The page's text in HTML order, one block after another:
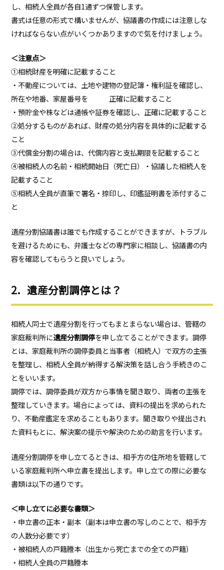
し、相続人全員が各自1通ずつ保管します。
書式は任意の形式で構いませんが、協議書の作成には注意しな
ければならない点がいくつかありますので気を付けましょう。
＜注意点＞
①相続財産を明確に記載すること
・不動産については、土地や建物の登記簿・権利証を確認し、
所在や地番、家屋番号を 正確に記載すること
・預貯金や株などは通帳や証券を確認し、正確に記載すること
②処分するものがあれば、財産の処分内容を具体的に記載する
こと
③代償金分割の場合は、代償内容と支払期限を記載すること
④被相続人の名前・相続開始日（死亡日）・協議した相続人を
記載すること
⑤相続人全員が直筆で署名・捺印し、印鑑証明書を添付するこ
と
遺産分割協議書は誰でも作成することができますが、トラブル
を避けるためにも、弁護士などの専門家に相談し、協議書の内
容を確認してもらうと良いでしょう。
2．遺産分割調停とは？
相続人同士で遺産分割を行ってもまとまらない場合は、管轄の
家庭裁判所に遺産分割調停を申し立てることができます。調停
とは、家庭裁判所の調停委員と当事者（相続人）で双方の主張
を整理し、相続人全員が納得する解決策を話し合う手続きのこ
とをいいます。
調停では、調停委員が双方から事情を聞き取り、両者の主張を
整理していきます。場合によっては、資料の提出を求められた
り、不動産鑑定を求めることもあります。聞き取りや提出され
た資料もとに、解決案の提示や解決のための助言を行います。
遺産分割調停を申し立てるときは、相手方の住所地を管轄して
いる家庭裁判所へ申立書を提出します。申し立ての際に必要な
書類は以下の通りです。
＜申し立てに必要な書類＞
・申立書の正本・副本（副本は申立書の写しのことで、相手方
の人数分必要です）
・被相続人の戸籍謄本（出生から死亡までの全ての戸籍）
・相続人全員の戸籍謄本